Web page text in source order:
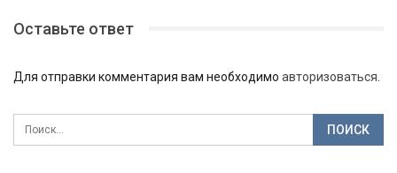
Оставьте ответ
Для отправки комментария вам необходимо авторизоваться